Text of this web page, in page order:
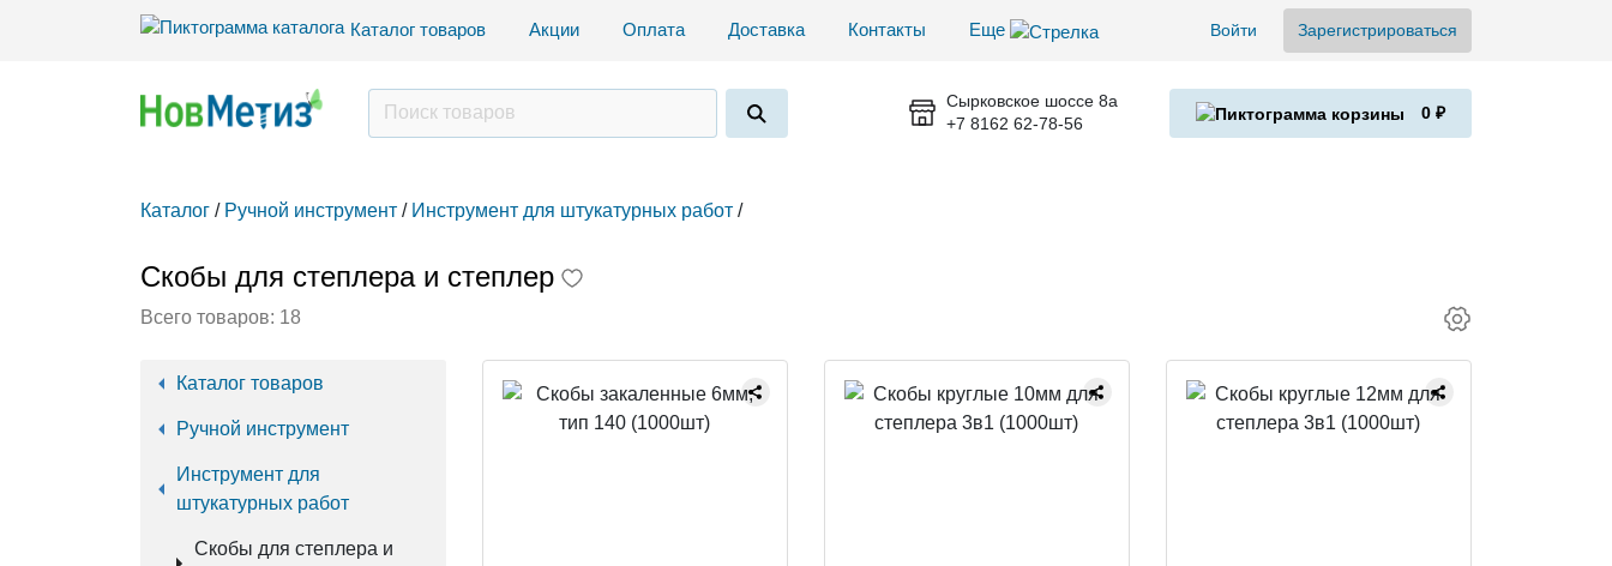
Каталог товаров Акции Оплата Доставка Контакты Еще Войти Зарегистрироваться
Сырковское шоссе 8а
+7 8162 62-78-56
0 ₽
Каталог / Ручной инструмент / Инструмент для штукатурных работ /
Скобы для степлера и степлер
Всего товаров: 18
Каталог товаров
Ручной инструмент
Инструмент для
штукатурных работ
Скобы для степлера и